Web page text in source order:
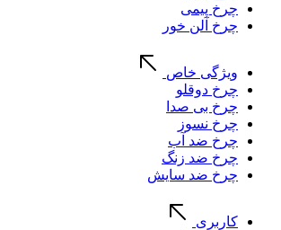
چرخ پیمی
چرخ آلن خور
ویژگی خاص
چرخ دوقلو
چرخ بی صدا
چرخ نسوز
چرخ ضد آب
چرخ ضد زنگ
چرخ ضد سایش
کاربری